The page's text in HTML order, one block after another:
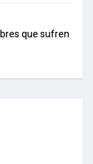
que sufren